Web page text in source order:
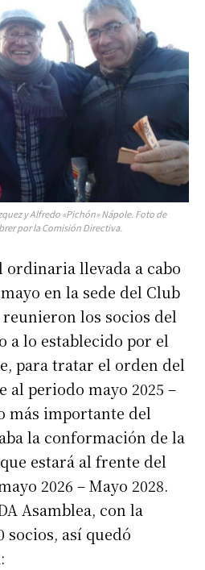
y Alfredo «Pichón» Nápole. Foto de
por la Comisión Directiva.
llevada a cabo
en la sede del Club
los socios del
a lo establecido por el
para tratar el orden del
al periodo mayo 2025 –
más importante del
la conformación de la
estará al frente del
2026 – Mayo 2028.
Asamblea, con la
socios, así quedó